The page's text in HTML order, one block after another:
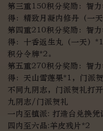
第三重150积分奖励：智
得：精致月凝内修丹（一
第四重210积分奖励：智
得：十香返生丸（一天）
积分令牌*2。
第五重270积分奖励：智
得：天山雪莲果*1，门派贺
不同九阴志，门派贺礼打开
九阴志/门派贺礼
一内至镇派: 打造台兑换凭
四内至六品:羊皮残片*2